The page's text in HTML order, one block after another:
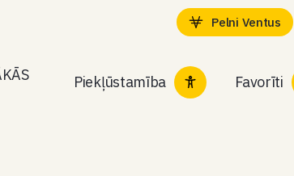
Pelni Ventus
Piekļūstamība Favorīti